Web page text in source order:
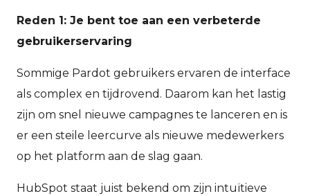
Reden 1: Je bent toe aan een verbeterde
gebruikerservaring
Sommige Pardot gebruikers ervaren de interface
als complex en tijdrovend. Daarom kan het lastig
zijn om snel nieuwe campagnes te lanceren en is
er een steile leercurve als nieuwe medewerkers
op het platform aan de slag gaan.
HubSpot staat juist bekend om zijn intuïtieve